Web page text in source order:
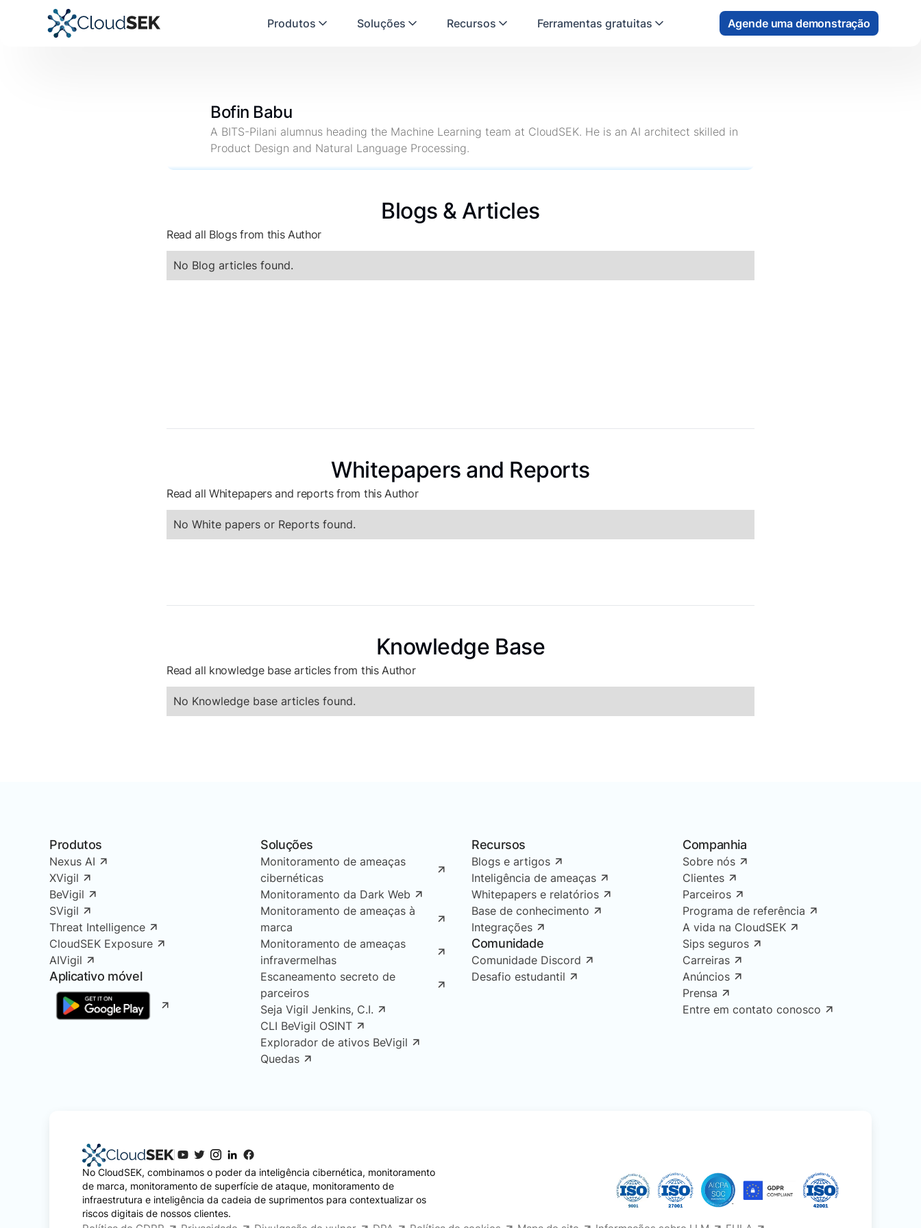
Produtos Soluções Recursos Ferramentas gratuitas Agende uma demonstração
Bofin Babu
A BITS-Pilani alumnus heading the Machine Learning team at CloudSEK. He is an AI architect skilled in
Product Design and Natural Language Processing.
Blogs & Articles
Read all Blogs from this Author
No Blog articles found.
Whitepapers and Reports
Read all Whitepapers and reports from this Author
No White papers or Reports found.
Knowledge Base
Read all knowledge base articles from this Author
No Knowledge base articles found.
Produtos
Nexus AI
XVigil
BeVigil
SVigil
Threat Intelligence
CloudSEK Exposure
AIVigil
Aplicativo móvel
Soluções
Monitoramento de ameaças
cibernéticas
Monitoramento da Dark Web
Monitoramento de ameaças à
marca
Monitoramento de ameaças
infravermelhas
Escaneamento secreto de
parceiros
Seja Vigil Jenkins, C.I.
CLI BeVigil OSINT
Explorador de ativos BeVigil
Quedas
Recursos
Blogs e artigos
Inteligência de ameaças
Whitepapers e relatórios
Base de conhecimento
Integrações
Comunidade
Comunidade Discord
Desafio estudantil
Companhia
Sobre nós
Clientes
Parceiros
Programa de referência
A vida na CloudSEK
Sips seguros
Carreiras
Anúncios
Prensa
Entre em contato conosco
No CloudSEK, combinamos o poder da inteligência cibernética, monitoramento
de marca, monitoramento de superfície de ataque, monitoramento de
infraestrutura e inteligência da cadeia de suprimentos para contextualizar os
riscos digitais de nossos clientes.